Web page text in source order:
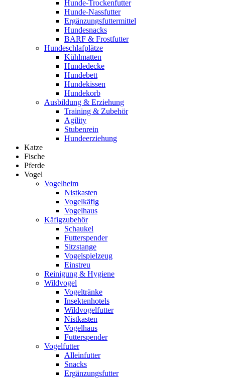
Hunde-Trockenfutter
Hunde-Nassfutter
Ergänzungsfuttermittel
Hundesnacks
BARF & Frostfutter
Hundeschlafplätze
Kühlmatten
Hundedecke
Hundebett
Hundekissen
Hundekorb
Ausbildung & Erziehung
Training & Zubehör
Agility
Stubenrein
Hundeerziehung
Katze
Fische
Pferde
Vogel
Vogelheim
Nistkasten
Vogelkäfig
Vogelhaus
Käfigzubehör
Schaukel
Futterspender
Sitzstange
Vogelspielzeug
Einstreu
Reinigung & Hygiene
Wildvogel
Vogeltränke
Insektenhotels
Wildvogelfutter
Nistkasten
Vogelhaus
Futterspender
Vogelfutter
Alleinfutter
Snacks
Ergänzungsfutter